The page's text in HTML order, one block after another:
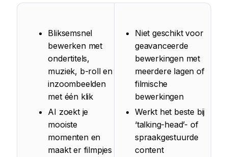
Bliksemsnel
bewerken met
ondertitels,
muziek, b-roll en
inzoombeelden
met één klik
AI zoekt je
mooiste
momenten en
maakt er filmpjes
Niet geschikt voor
geavanceerde
bewerkingen met
meerdere lagen of
filmische
bewerkingen
Werkt het beste bij
‘talking-head’- of
spraakgestuurde
content